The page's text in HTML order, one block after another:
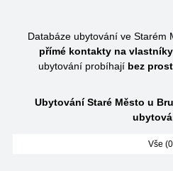
Databáze ubytování ve Starém
přímé kontakty na
ubytování probíhají bez
Ubytování Staré Město u
Vše